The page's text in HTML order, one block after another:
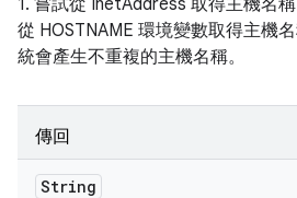
1. 嘗試從 InetAddress 取得主機名
從 HOSTNAME 環境變數取得主機
統會產生不重複的主機名稱。
傳回
String